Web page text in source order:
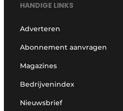
HANDIGE LINKS
Adverteren
Abonnement aanvragen
Magazines
Bedrijvenindex
Nieuwsbrief